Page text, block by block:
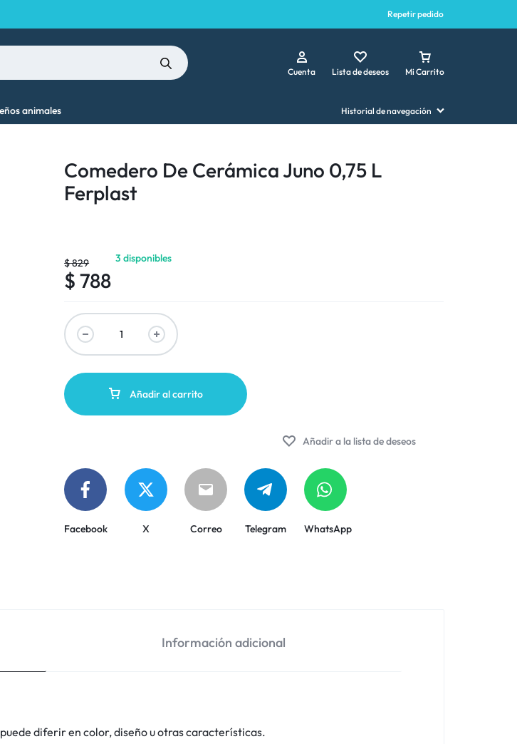
Repetir pedido
Cuenta Lista de deseos Mi Carrito
animales Historial de navegación
Comedero De Cerámica Juno 0,75 L
Ferplast
$829
$ 788
3 disponibles
Añadir al carrito
Añadir a la lista de deseos
Facebook X Correo Telegram WhatsApp
Información adicional
diferir en color, diseño u otras características.